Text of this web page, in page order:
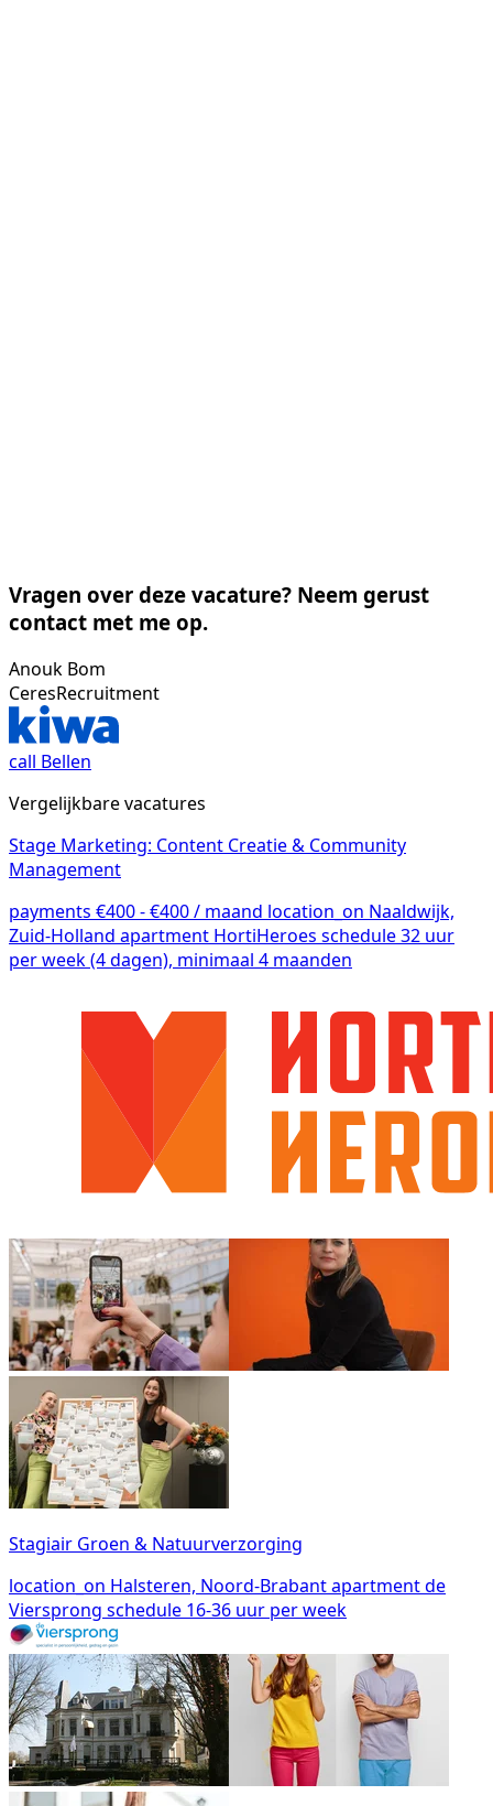
Vragen over deze vacature? Neem gerust
contact met me op.
Anouk Bom
CeresRecruitment
call Bellen
Vergelijkbare vacatures
Stage Marketing: Content Creatie & Community
Management
payments €400 - €400 / maand location_on Naaldwijk,
Zuid-Holland apartment HortiHeroes schedule32 uur
per week (4 dagen), minimaal 4 maanden
Stagiair Groen & Natuurverzorging
location_on Halsteren, Noord-Brabantapartmentde
Viersprong schedule 16-36 uur per week